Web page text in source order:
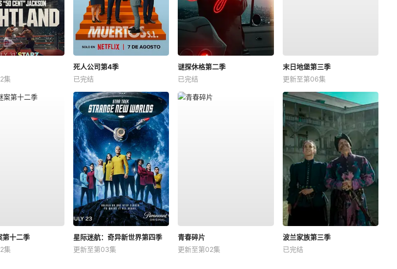
集
死人公司第4季
已完结
谜探休格第二季
已完结
末日地堡第三季
更新至第06集
第十二季
集
星际迷航：奇异新世界第四季
更新至第03集
青春碎片
更新至第02集
波兰家族第三季
已完结